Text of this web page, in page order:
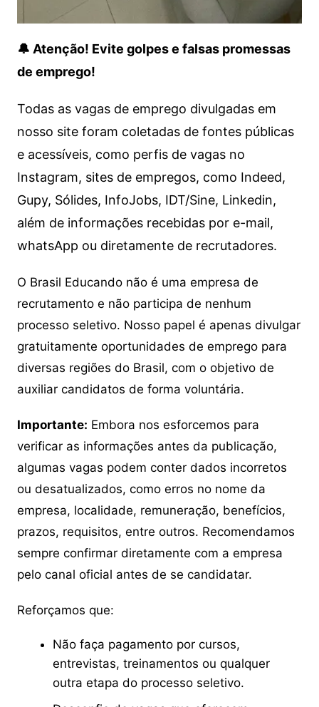
🔔 Atenção! Evite golpes e falsas promessas
de emprego!
Todas as vagas de emprego divulgadas em
nosso site foram coletadas de fontes públicas
e acessíveis, como perfis de vagas no
Instagram, sites de empregos, como Indeed,
Gupy, Sólides, InfoJobs, IDT/Sine, Linkedin,
além de informações recebidas por e-mail,
whatsApp ou diretamente de recrutadores.
O Brasil Educando não é uma empresa de
recrutamento e não participa de nenhum
processo seletivo. Nosso papel é apenas divulgar
gratuitamente oportunidades de emprego para
diversas regiões do Brasil, com o objetivo de
auxiliar candidatos de forma voluntária.
Importante: Embora nos esforcemos para
verificar as informações antes da publicação,
algumas vagas podem conter dados incorretos
ou desatualizados, como erros no nome da
empresa, localidade, remuneração, benefícios,
prazos, requisitos, entre outros. Recomendamos
sempre confirmar diretamente com a empresa
pelo canal oficial antes de se candidatar.
Reforçamos que:
Não faça pagamento por cursos,
entrevistas, treinamentos ou qualquer
outra etapa do processo seletivo.